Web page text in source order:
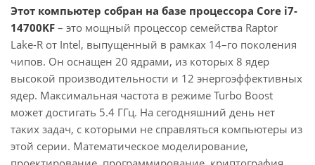
Этот компьютер собран на базе процессора Core i7-
14700KF – это мощный процессор семейства Raptor
Lake-R от Intel, выпущенный в рамках 14–го поколения
чипов. Он оснащен 20 ядрами, из которых 8 ядер
высокой производительности и 12 энергоэффективных
ядер. Максимальная частота в режиме Turbo Boost
может достигать 5.4 ГГц. На сегодняшний день нет
таких задач, с которыми не справляться компьютеры из
этой серии. Математическое моделирование,